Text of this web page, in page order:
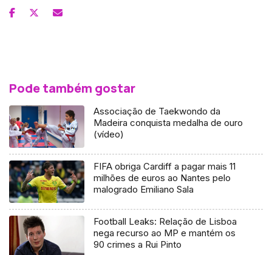
Pode também gostar
Associação de Taekwondo da
Madeira conquista medalha de ouro
(vídeo)
FIFA obriga Cardiff a pagar mais 11
milhões de euros ao Nantes pelo
malogrado Emiliano Sala
Football Leaks: Relação de Lisboa
nega recurso ao MP e mantém os
90 crimes a Rui Pinto